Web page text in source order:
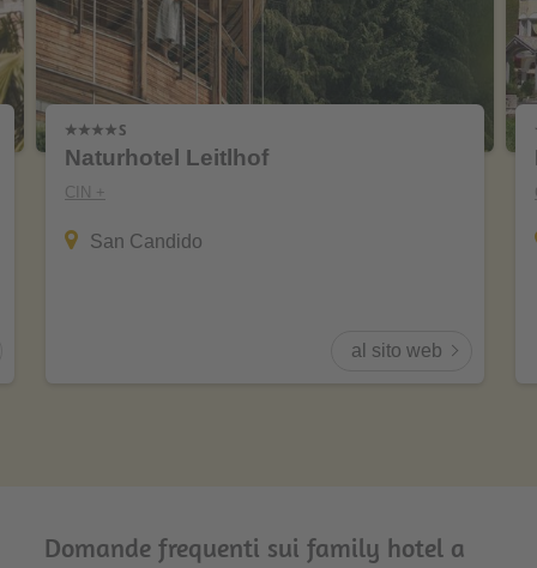
Naturhotel Leitlhof
CIN +
San Candido
al sito web
Domande frequenti sui family hotel a